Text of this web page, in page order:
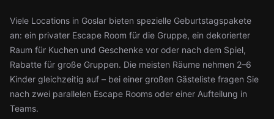
Viele Locations in Goslar bieten spezielle Geburtstagspakete
an: ein privater Escape Room für die Gruppe, ein dekorierter
Raum für Kuchen und Geschenke vor oder nach dem Spiel,
Rabatte für große Gruppen. Die meisten Räume nehmen 2–6
Kinder gleichzeitig auf – bei einer großen Gästeliste fragen Sie
nach zwei parallelen Escape Rooms oder einer Aufteilung in
Teams.